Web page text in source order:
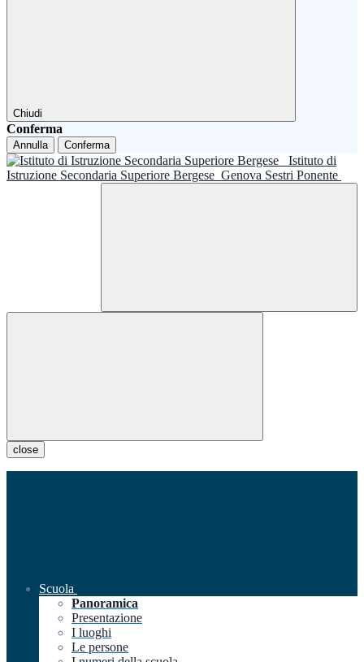
Chiudi
Conferma
Annulla Conferma
Istituto di
Istruzione Secondaria Superiore Bergese Genova Sestri Ponente
close
Scuola
Panoramica
Presentazione
I luoghi
Le persone